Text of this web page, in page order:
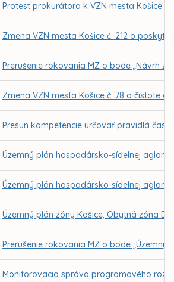
Protest prokurátora k VZN mesta Košice č.
Zmena VZN mesta Košice č. 212 o
Prerušenie rokovania MZ o bode „Návrh
Zmena VZN mesta Košice č. 78 o čistote a
Presun kompetencie určovať pravidlá
Územný plán hospodársko-sídelnej
Územný plán hospodársko-sídelnej
Územný plán zóny Košice, Obytná zóna
Prerušenie rokovania MZ o bode „Územný
Monitorovacia správa programového